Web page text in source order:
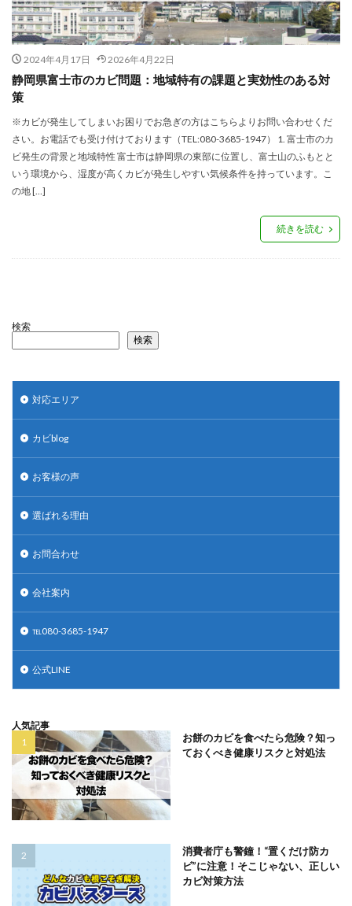
2024年4月17日 2026年4月22日
静岡県富士市のカビ問題：地域特有の課題と実効性のある対
策
※カビが発生してしまいお困りでお急ぎの方はこちらよりお問い合わせくだ
さい。お電話でも受け付けております（TEL:080-3685-1947） 1. 富士市のカ
ビ発生の背景と地域特性 富士市は静岡県の東部に位置し、富士山のふもとと
いう環境から、湿度が高くカビが発生しやすい気候条件を持っています。こ
の地 […]
続きを読む
検索
検索
対応エリア
カビblog
お客様の声
選ばれる理由
お問合わせ
会社案内
℡080-3685-1947
公式LINE
人気記事
お餅のカビを食べたら危険？知っ
ておくべき健康リスクと対処法
消費者庁も警鐘！“置くだけ防カ
ビ”に注意！そこじゃない、正しい
カビ対策方法